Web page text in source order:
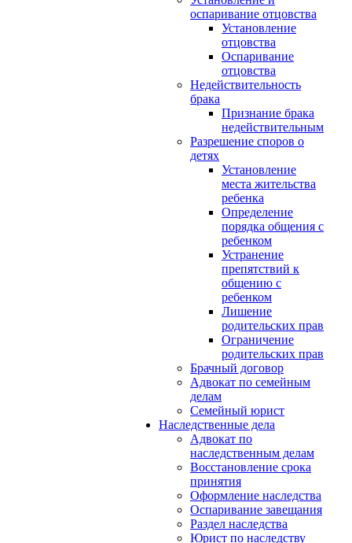
оспаривание отцовства
Установление
отцовства
Оспаривание
отцовства
Недействительность
брака
Признание брака
недействительным
Разрешение споров о
детях
Установление
места жительства
ребенка
Определение
порядка общения с
ребенком
Устранение
препятствий к
общению с
ребенком
Лишение
родительских прав
Ограничение
родительских прав
Брачный договор
Адвокат по семейным
делам
Семейный юрист
Наследственные дела
Адвокат по
наследственным делам
Восстановление срока
принятия
Оформление наследства
Оспаривание завещания
Раздел наследства
Юрист по наследству